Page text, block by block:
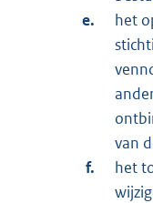
het
van
het